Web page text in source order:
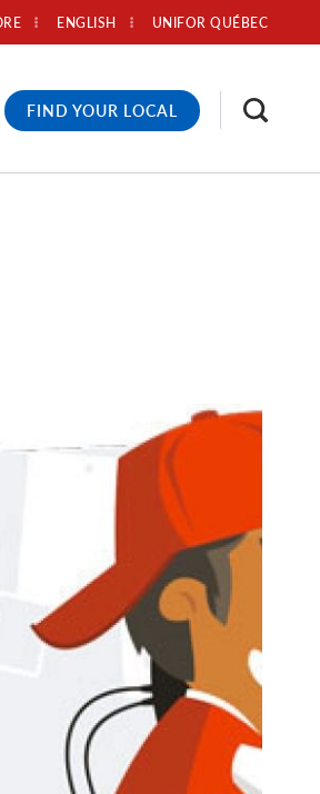
UNIFOR QUÉBEC
ENGLISH
FIND YOUR LOCAL